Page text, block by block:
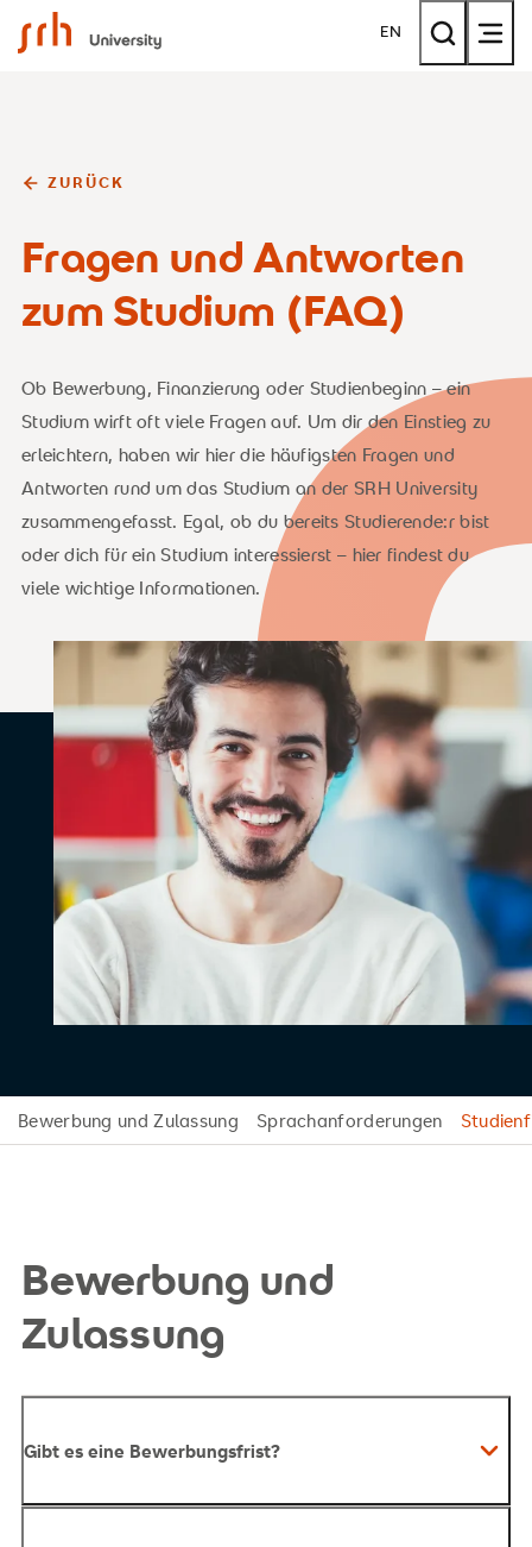
SRH University EN
ZURÜCK
Fragen und Antworten
zum Studium (FAQ)
Ob Bewerbung, Finanzierung oder Studienbeginn – ein
Studium wirft oft viele Fragen auf. Um dir den Einstieg zu
erleichtern, haben wir hier die häufigsten Fragen und
Antworten rund um das Studium an der SRH University
zusammengefasst. Egal, ob du bereits Studierende:r bist
oder dich für ein Studium interessierst – hier findest du
viele wichtige Informationen.
Bewerbung und Zulassung Sprachanforderungen
Bewerbung und
Zulassung
Gibt es eine Bewerbungsfrist?